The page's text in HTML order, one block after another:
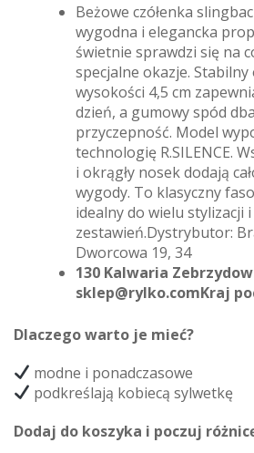
Beżowe czółenka
wygodna i elegancka
świetnie sprawdzi się na
specjalne okazje. Stabilny
wysokości 4,5 cm
dzień, a gumowy spód
przyczepność. Model
technologię R.SILENCE.
i okrągły nosek dodają
wygody. To klasyczny
idealny do wielu stylizacji
zestawień.Dystrybutor:
Dworcowa 19, 34
130 Kalwaria
sklep@rylko.comKraj
Dlaczego warto je mieć?
modne i ponadczasowe
podkreślają kobiecą sylwetkę
Dodaj do koszyka i poczuj